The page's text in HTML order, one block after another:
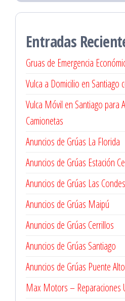
Entradas
Gruas de Emergencia
Vulca a Domicilio en Santiago
Vulca Móvil en Santiago para
Camionetas
Anuncios de Grúas La Florida
Anuncios de Grúas Estación
Anuncios de Grúas Las Condes
Anuncios de Grúas Maipú
Anuncios de Grúas Cerrillos
Anuncios de Grúas Santiago
Anuncios de Grúas Puente Alto
Max Motors – Reparaciones